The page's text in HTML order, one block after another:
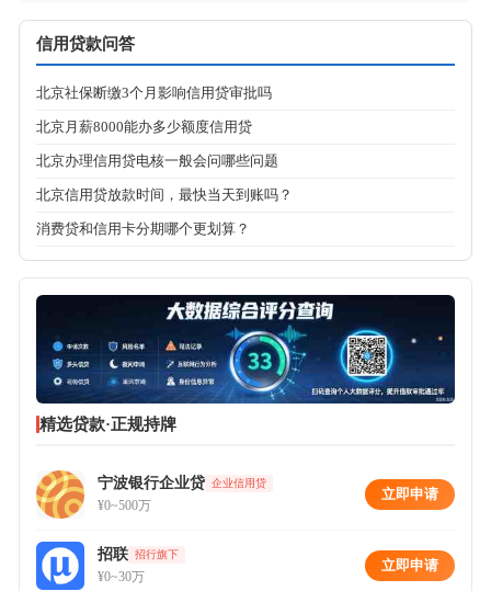
信用贷款问答
北京社保断缴3个月影响信用贷审批吗
北京月薪8000能办多少额度信用贷
北京办理信用贷电核一般会问哪些问题
北京信用贷放款时间，最快当天到账吗？
消费贷和信用卡分期哪个更划算？
精选贷款·正规持牌
宁波银行企业贷 企业信用贷
¥0~500万
立即申请
招联 招行旗下
¥0~30万
立即申请